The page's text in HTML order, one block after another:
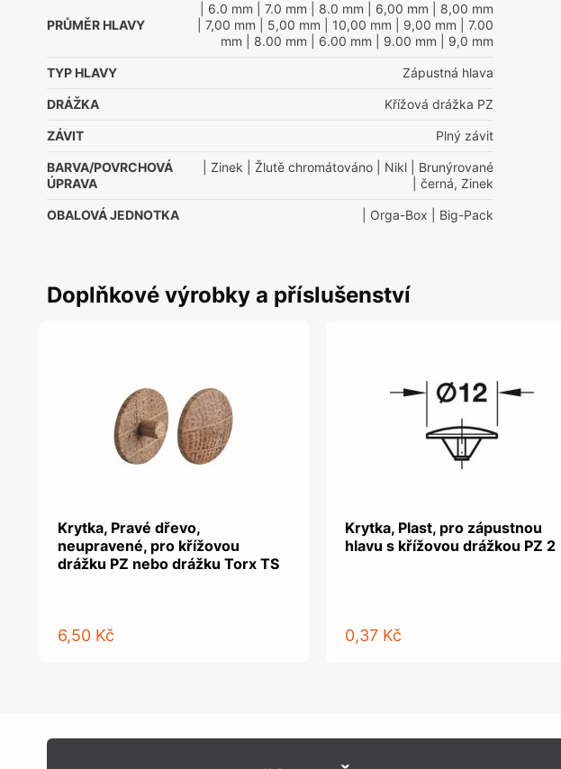
PRŮMĚR HLAVY
| 6.0 mm | 7.0 mm | 8.0 mm | 6,00 mm | 8,00 mm
| 7,00 mm | 5,00 mm | 10,00 mm | 9,00 mm | 7.00
mm | 8.00 mm | 6.00 mm | 9.00 mm | 9,0 mm
TYP HLAVY Zápustná hlava
DRÁŽKA Křížová drážka PZ
ZÁVIT Plný závit
BARVA/POVRCHOVÁ
ÚPRAVA
| Zinek | Žlutě chromátováno | Nikl | Brunýrované
| černá, Zinek
OBALOVÁ JEDNOTKA | Orga-Box | Big-Pack
Doplňkové výrobky a příslušenství
Krytka, Pravé dřevo,
neupravené, pro křížovou
drážku PZ nebo drážku Torx TS
6,50 Kč
Krytka, Plast, pro zápustnou
hlavu s křížovou drážkou PZ 2
0,37 Kč